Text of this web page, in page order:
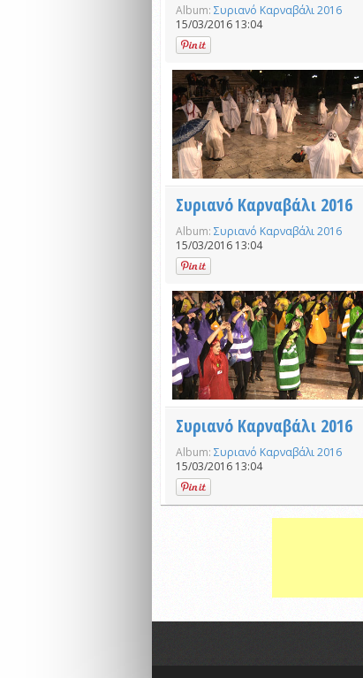
Album: Συριανό Καρναβάλι 2016
15/03/2016 13:04
Συριανό Καρναβάλι 2016
Album: Συριανό Καρναβάλι 2016
15/03/2016 13:04
Συριανό Καρναβάλι 2016
Album: Συριανό Καρναβάλι 2016
15/03/2016 13:04